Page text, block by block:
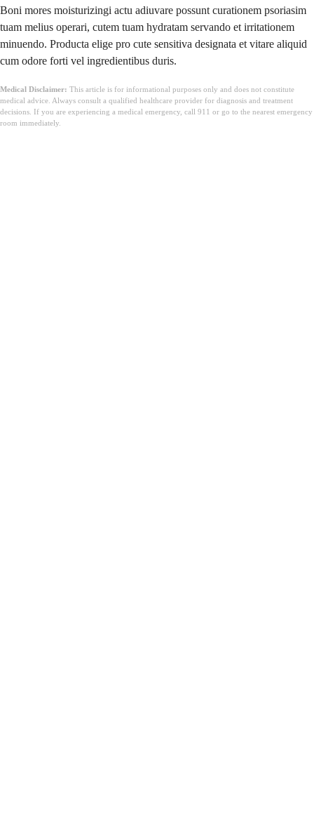
Boni mores moisturizingi actu adiuvare possunt curationem psoriasim
tuam melius operari, cutem tuam hydratam servando et irritationem
minuendo. Producta elige pro cute sensitiva designata et vitare aliquid
cum odore forti vel ingredientibus duris.
Medical Disclaimer: This article is for informational purposes only and does not constitute
medical advice. Always consult a qualified healthcare provider for diagnosis and treatment
decisions. If you are experiencing a medical emergency, call 911 or go to the nearest emergency
room immediately.